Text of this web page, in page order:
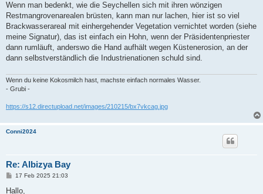
Wenn man bedenkt, wie die Seychellen sich mit ihren wönzigen
Restmangrovenarealen brüsten, kann man nur lachen, hier ist so viel
Brackwasserareal mit einhergehender Vegetation vernichtet worden (siehe
meine Signatur), das ist einfach ein Hohn, wenn der Präsidentenpriester
dann rumläuft, anderswo die Hand aufhält wegen Küstenerosion, an der
dann selbstverständlich die Industrienationen schuld sind.
Wenn du keine Kokosmilch hast, machste einfach normales Wasser.
- Grubi -
https://s12.directupload.net/images/210215/bx7vkcag.jpg
Conni2024
Re: Albizya Bay
B
i
17 Feb 2025 21:03
Hallo,